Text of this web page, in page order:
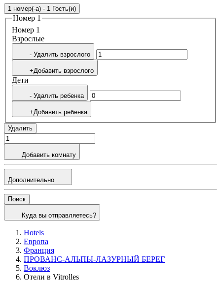
1 номер(-а) - 1 Гость(и)
Номер 1
Номер 1
Bзрослые
- Удалить взрослого
+Добавить взрослого
Дети
- Удалить ребенка
+Добавить ребенка
Удалить
Добавить комнату
Дополнительно
Поиск
Куда вы отправляетесь?
Hotels
Европа
Франция
ПРОВАНС-АЛЬПЫ-ЛАЗУРНЫЙ БЕРЕГ
Воклюз
Отели в Vitrolles